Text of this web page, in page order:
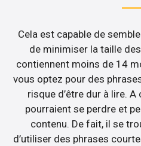
Cela est capable de
de minimiser la taille
contiennent moins de 14
vous optez pour des
risque d’être dur à lire.
pourraient se perdre et
contenu. De fait, il se
d’utiliser des phrases